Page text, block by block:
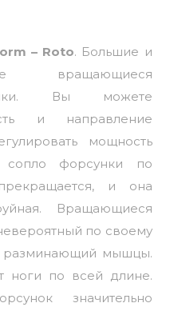
– Roto. Большие и
вращающиеся
Вы можете
и направление
мощность
сопло форсунки по
и она
Вращающиеся
по своему
разминающий мышцы.
ноги по всей длине.
значительно